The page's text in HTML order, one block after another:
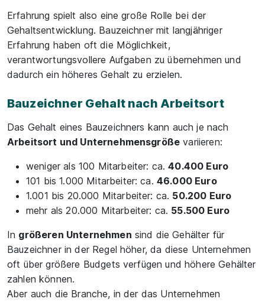
Erfahrung spielt also eine große Rolle bei der
Gehaltsentwicklung. Bauzeichner mit langjähriger
Erfahrung haben oft die Möglichkeit,
verantwortungsvollere Aufgaben zu übernehmen und
dadurch ein höheres Gehalt zu erzielen.
Bauzeichner Gehalt nach Arbeitsort
Das Gehalt eines Bauzeichners kann auch je nach
Arbeitsort und Unternehmensgröße variieren:
weniger als 100 Mitarbeiter: ca.40.400 Euro
101 bis 1.000 Mitarbeiter: ca. 46.000 Euro
1.001 bis 20.000 Mitarbeiter: ca. 50.200 Euro
mehr als 20.000 Mitarbeiter: ca. 55.500 Euro
In größeren Unternehmen sind die Gehälter für
Bauzeichner in der Regel höher, da diese Unternehmen
oft über größere Budgets verfügen und höhere Gehälter
zahlen können.
Aber auch die Branche, in der das Unternehmen